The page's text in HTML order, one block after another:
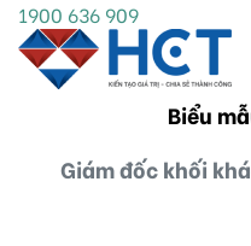
1900 636 909
Biểu
Giám đốc khối